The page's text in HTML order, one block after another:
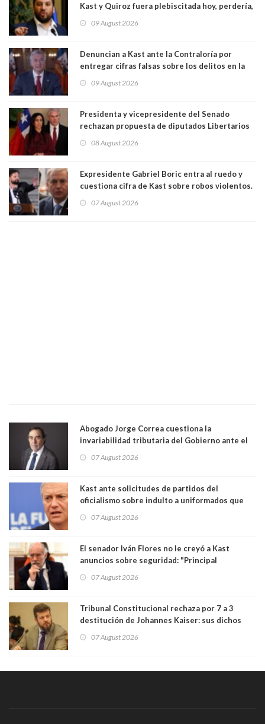
Kast y Quiroz fuera plebiscitada hoy, perdería,
a favor de la oposición, sería una victoria de la
09 August 2026
Denuncian a Kast ante la Contraloría por
entregar cifras falsas sobre los delitos en la
09 August 2026
Presidenta y vicepresidente del Senado
rechazan propuesta de diputados Libertarios
"Constituye un camino equivocado"
08 August 2026
Expresidente Gabriel Boric entra al ruedo y
cuestiona cifra de Kast sobre robos violentos.
07 August 2026
Abogado Jorge Correa cuestiona la
invariabilidad tributaria del Gobierno ante el
democracia” y "defendemos la alternancia en el
07 August 2026
Kast ante solicitudes de partidos del
oficialismo sobre indulto a uniformados que
07 August 2026
El senador Iván Flores no le creyó a Kast
anuncios sobre seguridad: "Principal
perseguir ruta del dinero y levantar secreto
07 August 2026
Tribunal Constitucional rechaza por 7 a 3
destitución de Johannes Kaiser: sus dichos
justicia constitucional porque no es diputado
07 August 2026